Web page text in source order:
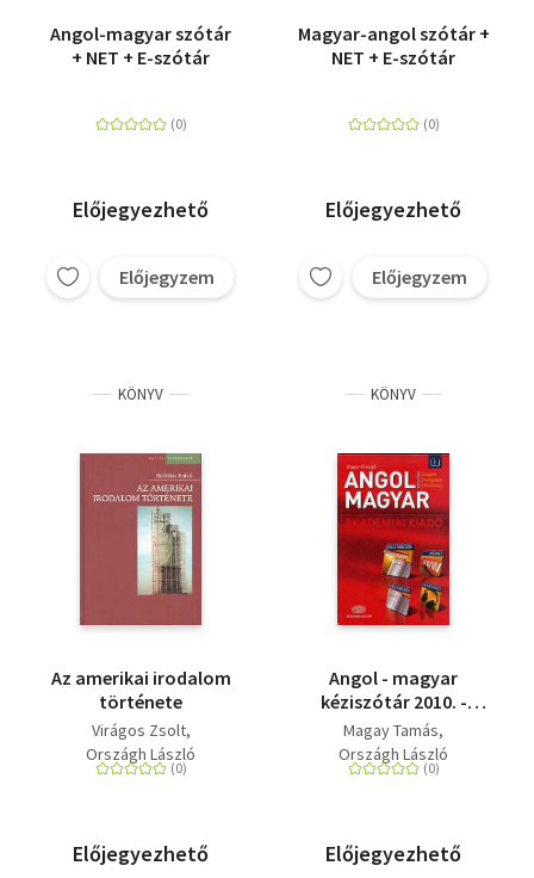
Angol-magyar szótár
+ NET + E-szótár
Előjegyezhető
Előjegyzem
Magyar-angol szótár +
NET + E-szótár
Előjegyezhető
Előjegyzem
KÖNYV
Az amerikai irodalom
története
Virágos Zsolt
Országh László
Előjegyezhető
KÖNYV
Angol - magyar
kéziszótár 2010. -
internetes
hozzáféréssel
Magay Tamás
Országh László
Előjegyezhető